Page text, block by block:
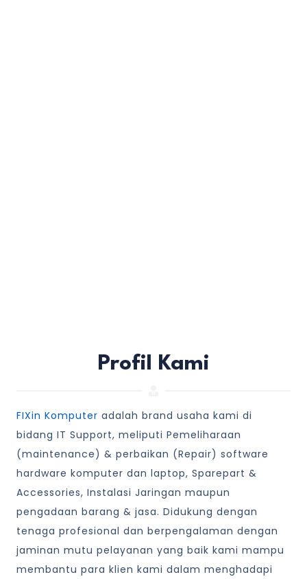
Profil Kami
FIXin Komputer adalah brand usaha kami di
bidang IT Support, meliputi Pemeliharaan
(maintenance) & perbaikan (Repair) software
hardware komputer dan laptop, Sparepart &
Accessories, Instalasi Jaringan maupun
pengadaan barang & jasa. Didukung dengan
tenaga profesional dan berpengalaman dengan
jaminan mutu pelayanan yang baik kami mampu
membantu para klien kami dalam menghadapi